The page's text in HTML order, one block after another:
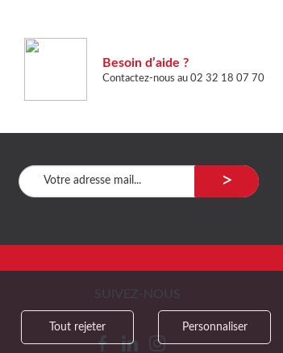
Besoin d’aide ?
Contactez-nous au 02 32 18 07 70
>
SUIVEZ-NOUS
Tout rejeter Personnaliser